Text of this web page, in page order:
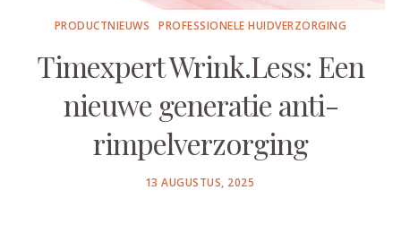
PRODUCTNIEUWS PROFESSIONELE HUIDVERZORGING
Timexpert Wrink.Less: Een
nieuwe generatie anti-
rimpelverzorging
POSTED
13 AUGUSTUS, 2025